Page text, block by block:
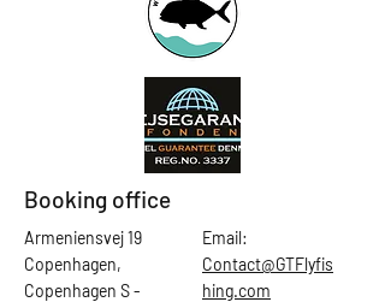
Booking office
Armeniensvej 19
Copenhagen,
Copenhagen S -
Email:
Contact@GTFlyfis
hing.com